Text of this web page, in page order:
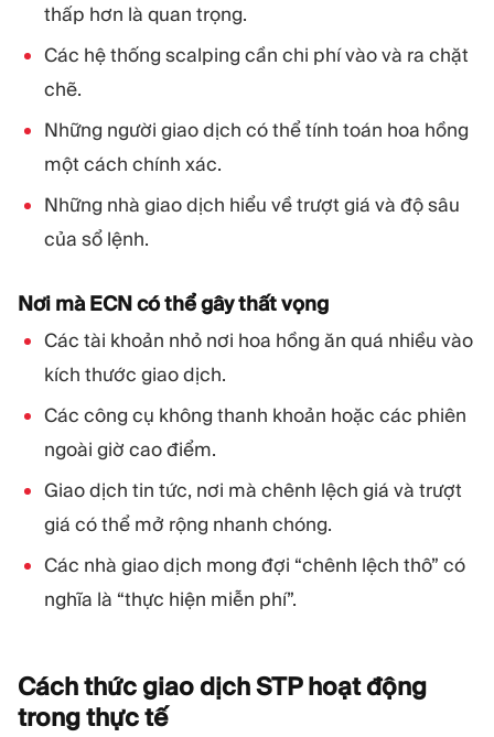
thấp hơn là quan trọng.
Các hệ thống scalping cần chi phí vào và ra chặt
chẽ.
Những người giao dịch có thể tính toán hoa hồng
một cách chính xác.
Những nhà giao dịch hiểu về trượt giá và độ sâu
của sổ lệnh.
Nơi mà ECN có thể gây thất vọng
Các tài khoản nhỏ nơi hoa hồng ăn quá nhiều vào
kích thước giao dịch.
Các công cụ không thanh khoản hoặc các phiên
ngoài giờ cao điểm.
Giao dịch tin tức, nơi mà chênh lệch giá và trượt
giá có thể mở rộng nhanh chóng.
Các nhà giao dịch mong đợi “chênh lệch thô” có
nghĩa là “thực hiện miễn phí”.
Cách thức giao dịch STP hoạt động
trong thựctế